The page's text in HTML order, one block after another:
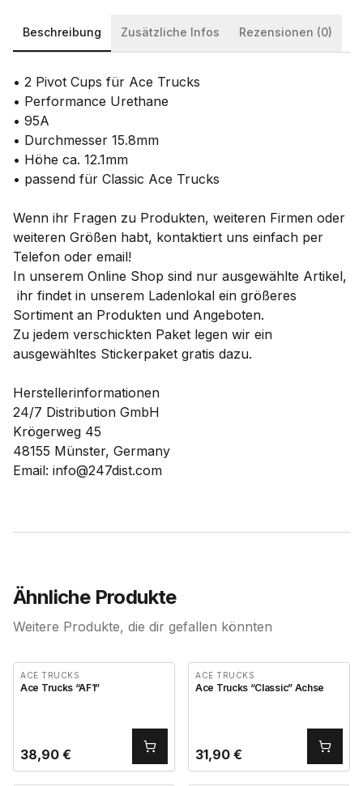
Beschreibung Zusätzliche Infos Rezensionen (0)
• 2 Pivot Cups für Ace Trucks
• Performance Urethane
• 95A
• Durchmesser 15.8mm
• Höhe ca. 12.1mm
• passend für Classic Ace Trucks
Wenn ihr Fragen zu Produkten, weiteren Firmen oder
weiteren Größen habt, kontaktiert uns einfach per
Telefon oder email!
In unserem Online Shop sind nur ausgewählte Artikel,
ihr findet in unserem Ladenlokal ein größeres
Sortiment an Produkten und Angeboten.
Zu jedem verschickten Paket legen wir ein
ausgewähltes Stickerpaket gratis dazu.
Herstellerinformationen
24/7 Distribution GmbH
Krögerweg 45
48155 Münster, Germany
Email: info@247dist.com
Ähnliche Produkte
Weitere Produkte, die dir gefallen könnten
ACE TRUCKS
Ace Trucks “AF1”
38,90 €
ACE TRUCKS
Ace Trucks “Classic” Achse
31,90 €